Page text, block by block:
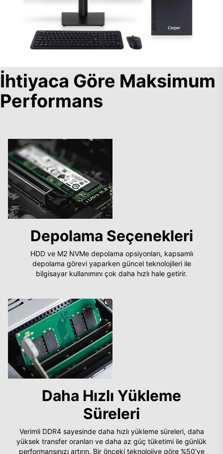
İhtiyaca Göre Maksimum
Performans
Depolama Seçenekleri
HDD ve M2 NVMe depolama opsiyonları, kapsamlı
depolama görevi yaparken güncel teknolojileri ile
bilgisayar kullanımını çok daha hızlı hale getirir.
Daha Hızlı Yükleme
Süreleri
Verimli DDR4 sayesinde daha hızlı yükleme süreleri, daha
yüksek transfer oranları ve daha az güç tüketimi ile günlük
performansınızı artırın. Bir önceki teknolojiye göre %50’ye